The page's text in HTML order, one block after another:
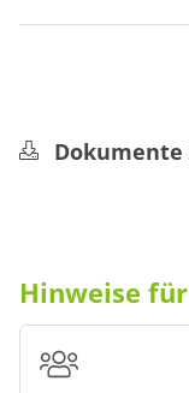
Dokumente
Hinweise